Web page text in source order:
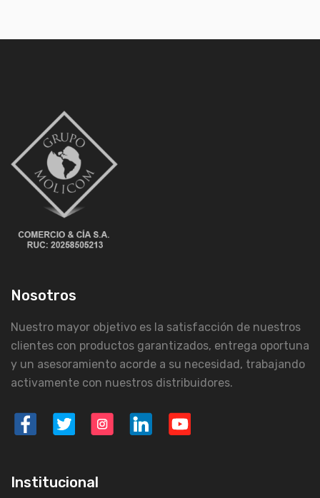
Nosotros
Nuestro mayor objetivo es la satisfacción de nuestros
clientes con productos garantizados, entrega oportuna
y un asesoramiento acorde a su necesidad, trabajando
activamente con nuestros distribuidores.
Institucional